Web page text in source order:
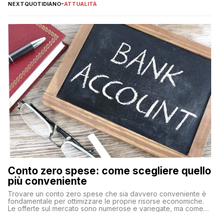
NEXTQUOTIDIANO-ATTUALITÀ
Conto zero spese: come scegliere quello
più conveniente
Trovare un conto zero spese che sia davvero conveniente è
fondamentale per ottimizzare le proprie risorse economiche.
Le offerte sul mercato sono numerose e variegate, ma come